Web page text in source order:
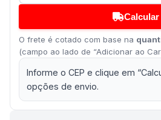
Calcular
O frete é cotado com base na
(campo ao lado de “Adicionar ao
Informe o CEP e clique em
opções de envio.